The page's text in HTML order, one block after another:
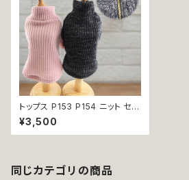
トップス P153 P154 ニット セー
ター ドッグウエア ピンク ブラッ
ク リボン ドッグウェア dog 犬
猫 ペット 服 犬服 おしゃれ リン
¥3,500
同じカテゴリの商品